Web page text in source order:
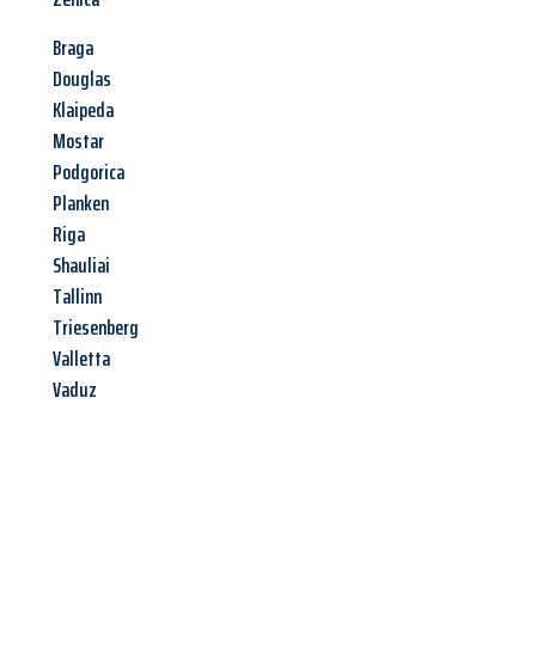
Braga
Douglas
Klaipeda
Mostar
Podgorica
Planken
Riga
Shauliai
Tallinn
Triesenberg
Valletta
Vaduz